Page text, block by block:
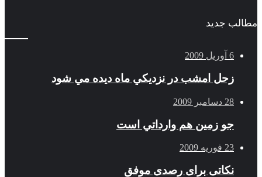
مطالب جدید
6 آوریل 2009
زحل امشب در نزديكي ماه ديده مي شود
28 دسامبر 2009
جو زمين هم وارداتي است
23 فوریه 2009
نکاتی برای رصدی موفق